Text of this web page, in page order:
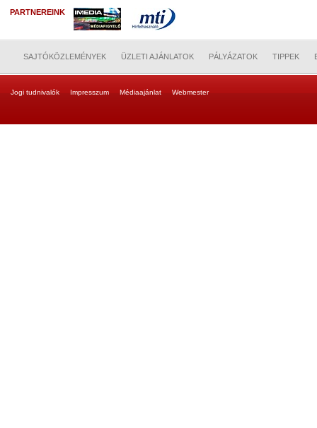
PARTNEREINK
SAJTÓKÖZLEMÉNYEK ÜZLETI AJÁNLATOK PÁLYÁZATOK TIPPEK
Jogi tudnivalók Impresszum Médiaajánlat Webmester